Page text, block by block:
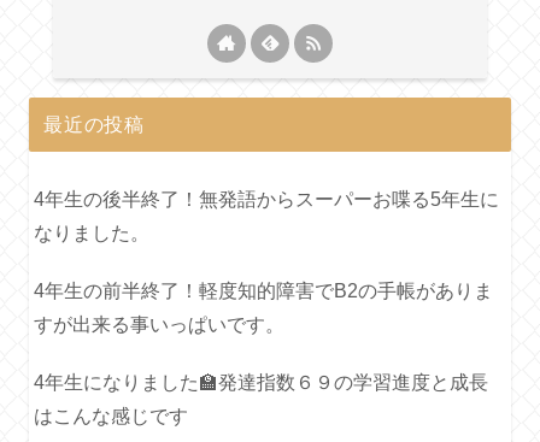
最近の投稿
4年生の後半終了！無発語からスーパーお喋る5年生に
なりました。
4年生の前半終了！軽度知的障害でB2の手帳がありま
すが出来る事いっぱいです。
4年生になりました🏫発達指数６９の学習進度と成長
はこんな感じです